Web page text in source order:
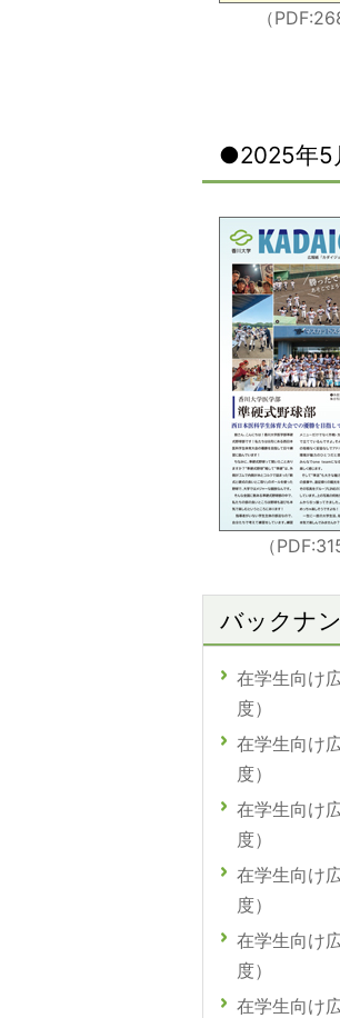
（
●2025年5
（
バックナ
在学生向け
度）
在学生向け
度）
在学生向け
度）
在学生向け
度）
在学生向け
度）
在学生向け